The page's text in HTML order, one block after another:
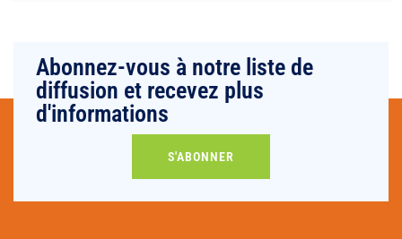
Abonnez-vous à notre liste de
diffusion et recevez plus
d'informations
S'ABONNER